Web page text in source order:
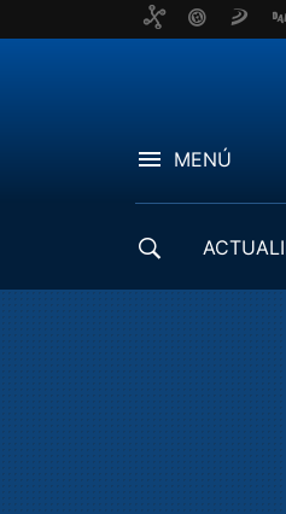
MENÚ